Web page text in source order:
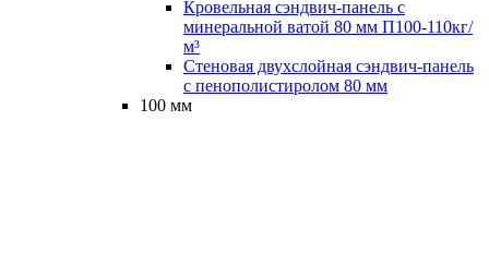
Кровельная сэндвич-панель с
минеральной ватой 80 мм П100-110кг/
м³
Стеновая двухслойная сэндвич-панель
с пенополистиролом 80 мм
100 мм